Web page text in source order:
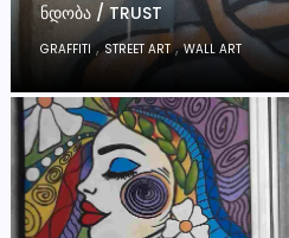
ᲜᲓᲝᲑᲐ / TRUST
GRAFFITI,STREET ART,WALL ART